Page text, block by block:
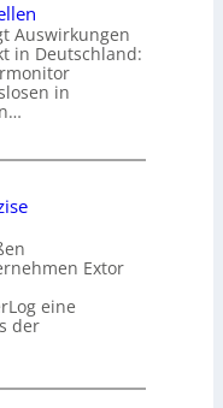
Auswirkungen
in Deutschland:
in
Extor
eine
der